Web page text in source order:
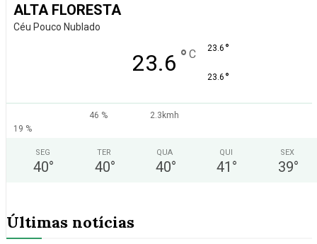
ALTA FLORESTA
Céu Pouco Nublado
23.6 ° C 23.6 °
23.6 °
46 %
2.3kmh
19 %
SEG
40°
TER
40°
QUA
40°
QUI
41 °
SEX
39°
Últimas notícias